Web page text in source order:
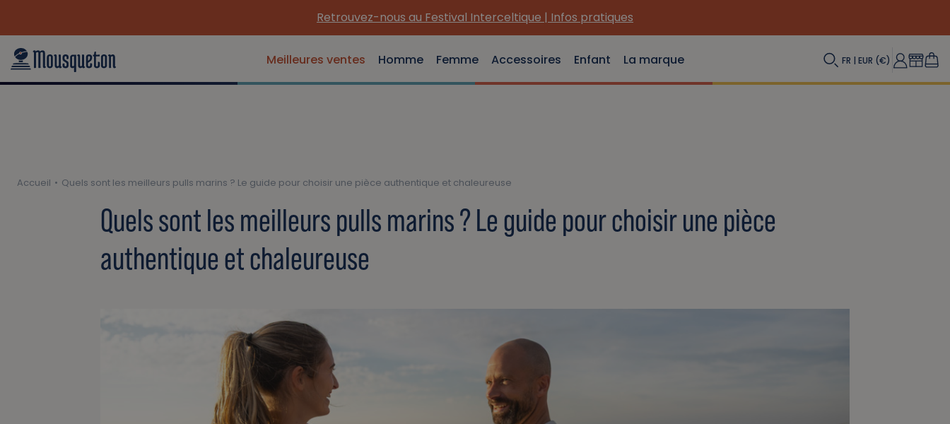
Retrouvez-nous au Festival Interceltique | Infos pratiques
Meilleures ventes Homme Femme Accessoires Enfant La marque FR | EUR (€)
Accueil Quels sont les meilleurs pulls marins ? Le guide pour choisir une pièce authentique et chaleureuse
Quels sont les meilleurs pulls marins ? Le guide pour choisir une pièce
authentique et chaleureuse